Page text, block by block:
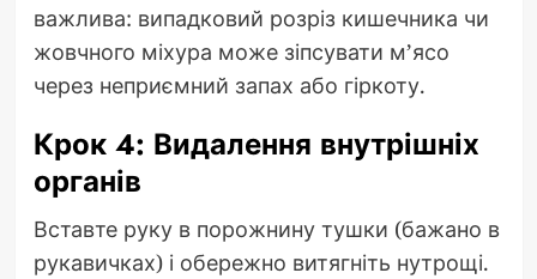
важлива: випадковий розріз кишечника чи
жовчного міхура може зіпсувати м’ясо
через неприємний запах або гіркоту.
Крок 4: Видалення внутрішніх
органів
Вставте руку в порожнину тушки (бажано в
рукавичках) і обережно витягніть нутрощі.